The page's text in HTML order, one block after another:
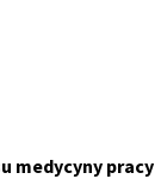
medycyny pracy